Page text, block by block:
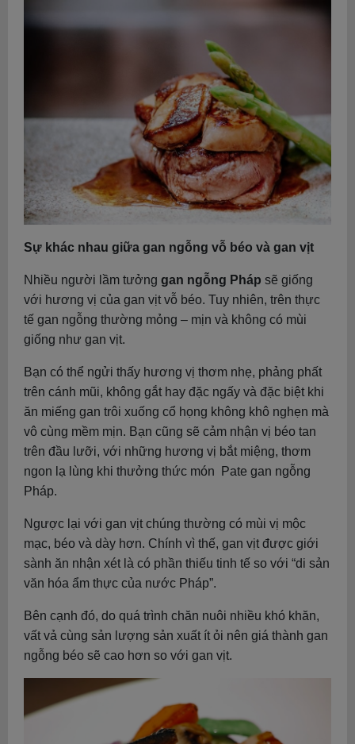
Sự khác nhau giữa gan ngỗng vỗ béo và gan vịt
Nhiều người lầm tưởng gan ngỗng Pháp sẽ giống
với hương vị của gan vịt vỗ béo. Tuy nhiên, trên thực
tế gan ngỗng thường mỏng – mịn và không có mùi
giống như gan vịt.
Bạn có thể ngửi thấy hương vị thơm nhẹ, phảng phất
trên cánh mũi, không gắt hay đặc ngấy và đặc biệt khi
ăn miếng gan trôi xuống cổ họng không khô nghẹn mà
vô cùng mềm mịn. Bạn cũng sẽ cảm nhận vị béo tan
trên đầu lưỡi, với những hương vị bắt miệng, thơm
ngon lạ lùng khi thưởng thức món Pate gan ngỗng
Pháp.
Ngược lại với gan vịt chúng thường có mùi vị mộc
mạc, béo và dày hơn. Chính vì thế, gan vịt được giới
sành ăn nhận xét là có phần thiếu tinh tế so với “di sản
văn hóa ẩm thực của nước Pháp”.
Bên cạnh đó, do quá trình chăn nuôi nhiều khó khăn,
vất vả cùng sản lượng sản xuất ít ỏi nên giá thành gan
ngỗng béo sẽ cao hơn so với gan vịt.